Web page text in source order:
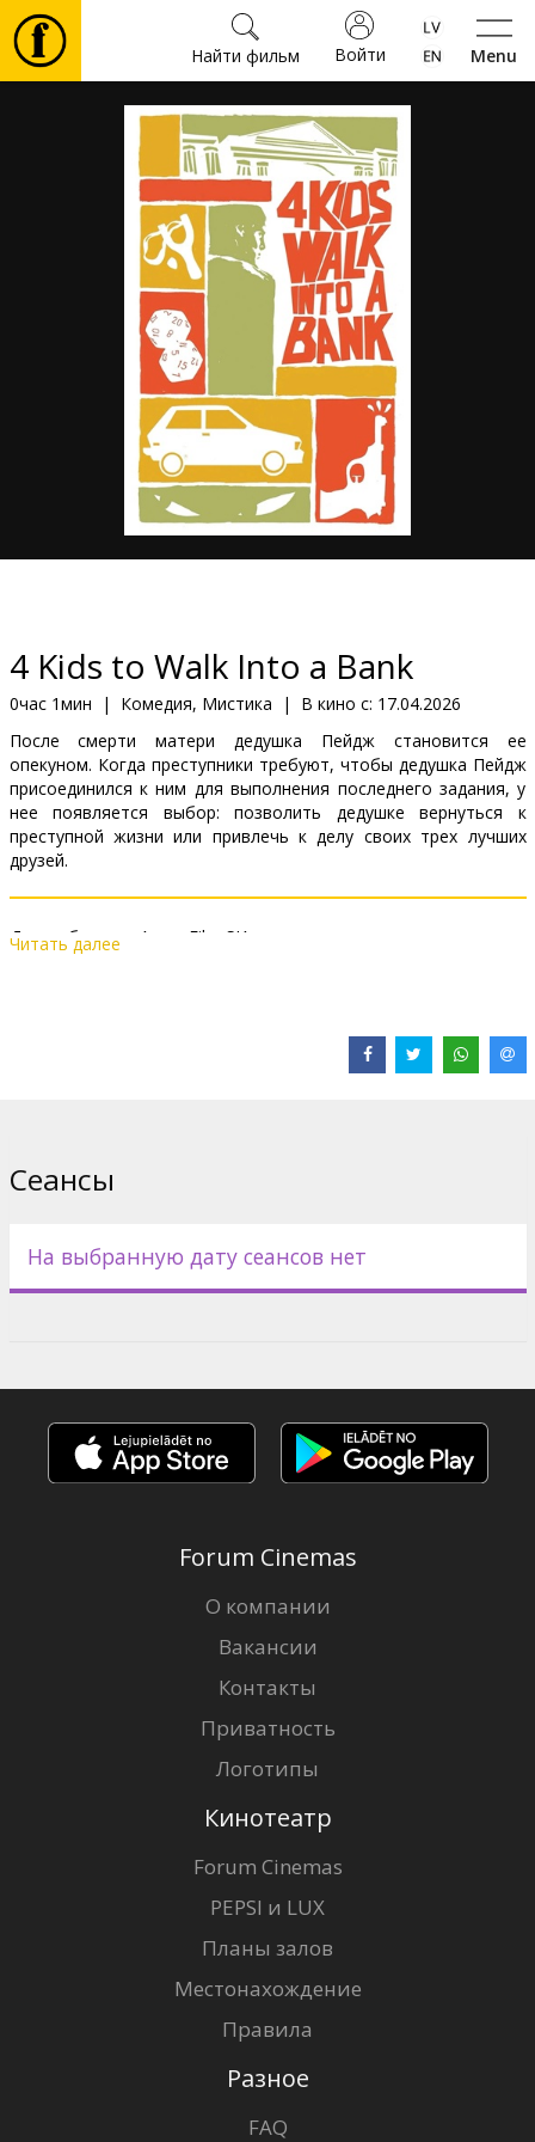
Menu
Войти
Найти фильм
Фильмы
Культура
Мероприятия
Новости
Подарки
Кинозакуски
Клуб
4 Kids to Walk Into a Bank
0час 1мин | Комедия, Мистика | В кино с: 17.04.2026
После смерти матери дедушка Пейдж становится ее
опекуном. Когда преступники требуют, чтобы дедушка Пейдж
присоединился к ним для выполнения последнего задания, у
нее появляется выбор: позволить дедушке вернуться к
преступной жизни или привлечь к делу своих трех лучших
друзей.
Дистрибьютор:
Acme Film SIA
Читать далее
Сеансы
На выбранную дату сеансов нет
Forum Cinemas
О компании
Вакансии
Контакты
Приватность
Логотипы
Кинотеатр
Forum Cinemas
PEPSI и LUX
Планы залов
Местонахождение
Правила
Разное
FAQ